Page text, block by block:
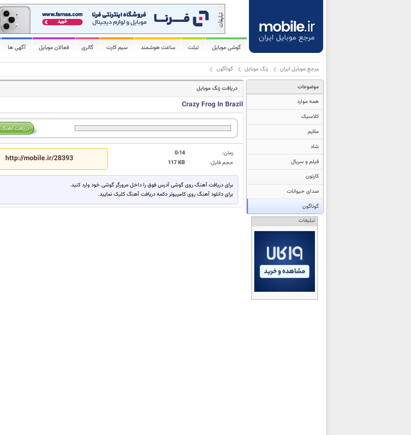
گوشی موبایل تبلت ساعت هوشمند سیم کارت گالری فعالان موبایل آگهی ها
مرجع موبایل ایران زنگ موبایل گوناگون
موضوعات
همه موارد
کلاسیک
ملایم
شاد
فیلم و سریال
کارتون
صدای حیوانات
گوناگون
تبلیغات
دریافت زنگ موبایل
Crazy Frog In Brazil
دریافت آهنگ
http://mobile.ir/28393
زمان:
0:14
حجم فایل:
117 KB
برای دریافت آهنگ روی گوشی آدرس فوق را داخل مرورگر گوشی خود وارد کنید.
برای دانلود آهنگ روی کامپیوتر دکمه دریافت آهنگ کلیک نمایید.